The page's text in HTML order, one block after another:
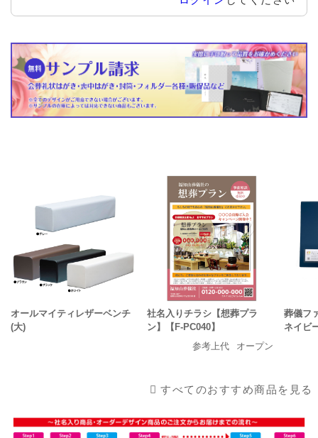
オールマイティレザーベンチ
(大)
社名入りチラシ【想葬プラ
ン】【F-PC040】
参考上代
オープン
葬儀フ
ネイビ
すべてのおすすめ商品を見る